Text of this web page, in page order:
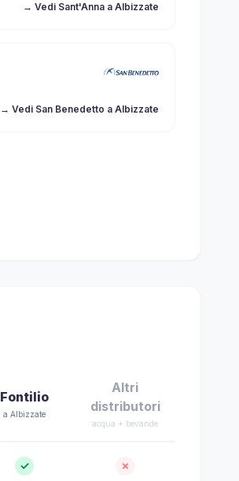
→ Vedi Sant'Anna a Albizzate
→ Vedi San Benedetto a Albizzate
Fontilio
a Albizzate
Altri
distributori
acqua + bevande
✓ ✗